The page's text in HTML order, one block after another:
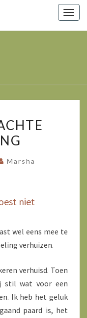
Marsha
niet
wel eens mee te
verhuizen.
verhuisd. Toen
stil wat voor een
Ik heb het geluk
paard is, het